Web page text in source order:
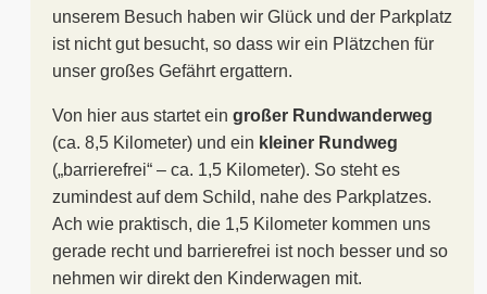
unserem Besuch haben wir Glück und der Parkplatz
ist nicht gut besucht, so dass wir ein Plätzchen für
unser großes Gefährt ergattern.
Von hier aus startet ein großer Rundwanderweg
(ca. 8,5 Kilometer) und ein kleiner Rundweg
(„barrierefrei“ – ca. 1,5 Kilometer). So steht es
zumindest auf dem Schild, nahe des Parkplatzes.
Ach wie praktisch, die 1,5 Kilometer kommen uns
gerade recht und barrierefrei ist noch besser und so
nehmen wir direkt den Kinderwagen mit.